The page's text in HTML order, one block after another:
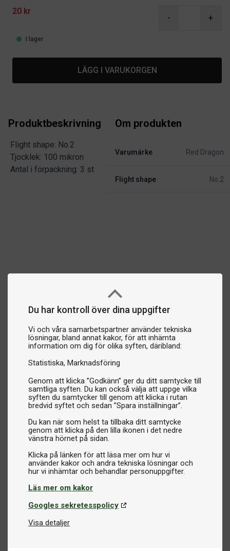
Du har kontroll över dina uppgifter
Vi och våra samarbetspartner använder tekniska
lösningar, bland annat kakor, för att inhämta
information om dig för olika syften, däribland:
Statistiska Marknadsföring
Genom att klicka ”Godkänn” ger du ditt samtycke till
samtliga syften. Du kan också välja att uppge vilka
syften du samtycker till genom att klicka i rutan
bredvid syftet och sedan ”Spara inställningar”.
Du kan när som helst ta tillbaka ditt samtycke
genom att klicka på den lilla ikonen i det nedre
vänstra hörnet på sidan.
Klicka på länken för att läsa mer om hur vi
använder kakor och andra tekniska lösningar och
Läs mer om kakor
Googles sekretesspolicy
Visa detaljer
Product information
20 kr
- +
I lager
LÄGG I VARUKORGEN
Produktbeskrivning
Flight shape: No.2
Tjocklek: 100 mikron
Antal i förpackning: 3 st
Om produkten
Varumärke Red Dragon
Flight shape No.2